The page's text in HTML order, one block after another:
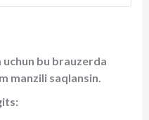
bu brauzerda
manzili saqlansin.